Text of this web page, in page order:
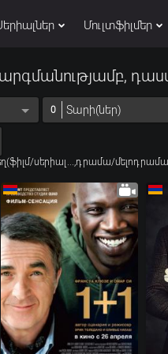
Մուլտֆիլմեր
0 Տարի(ներ)
սերիալ...,դրամա/